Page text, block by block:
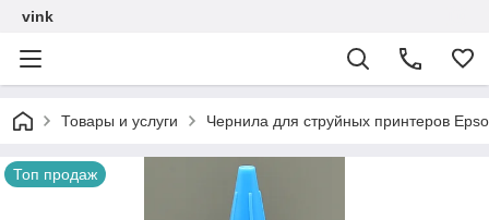
vink
Товары и услуги Чернила для струйных принтеров
Топ продаж